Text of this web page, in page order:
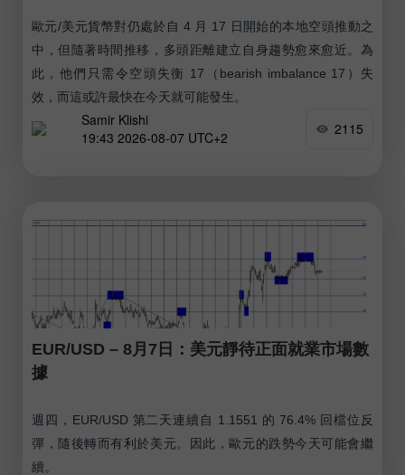
歐元/美元貨幣對仍處於自 4 月 17 日開始的本地空頭推動之
中，但隨著時間推移，多頭距離建立自身趨勢愈來愈近。為
此，他們只需令空頭失衡 17（bearish imbalance 17）失
效，而這或許最快在今天就可能發生。
Samir Klishi
19:43 2026-08-07 UTC+2
2115
EUR/USD – 8月7日：美元靜待正面就業市場數
據
週四，EUR/USD 第二天連續自 1.1551 的 76.4% 回檔位反
彈，隨後轉而有利於美元。因此，歐元的跌勢今天可能會繼
續。